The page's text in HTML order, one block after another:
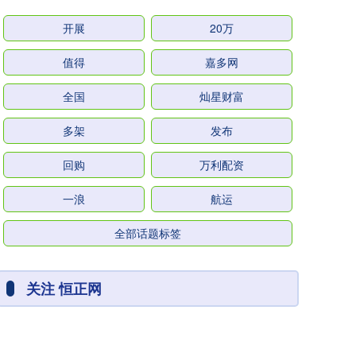
开展 20万
值得 嘉多网
全国 灿星财富
多架 发布
回购 万利配资
一浪 航运
全部话题标签
关注 恒正网